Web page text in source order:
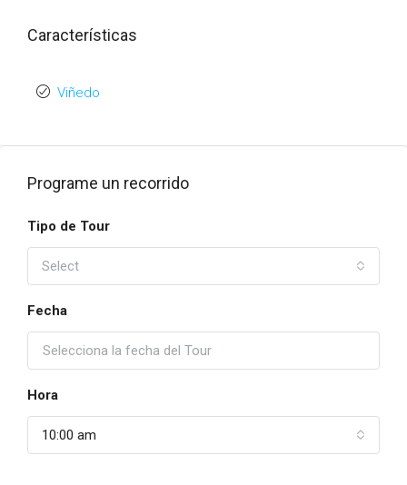
Características
Viñedo
Programe un recorrido
Tipo de Tour
Select
Fecha
Hora
10:00 am